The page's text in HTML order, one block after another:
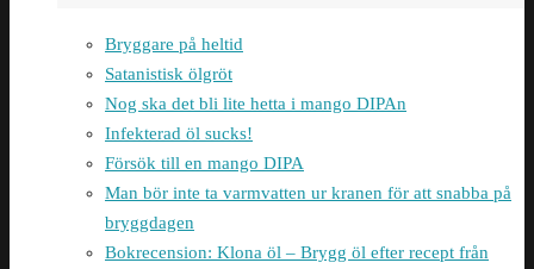
Bryggare på heltid
Satanistisk ölgröt
Nog ska det bli lite hetta i mango DIPAn
Infekterad öl sucks!
Försök till en mango DIPA
Man bör inte ta varmvatten ur kranen för att snabba på
bryggdagen
Bokrecension: Klona öl – Brygg öl efter recept från